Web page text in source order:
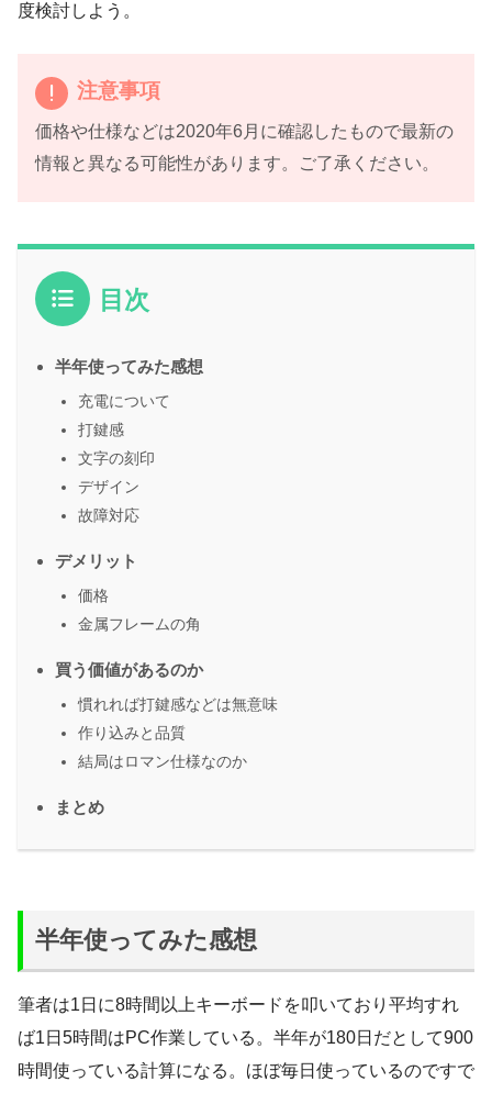
度検討しよう。
注意事項
価格や仕様などは2020年6月に確認したもので最新の
情報と異なる可能性があります。ご了承ください。
目次
半年使ってみた感想
充電について
打鍵感
文字の刻印
デザイン
故障対応
デメリット
価格
金属フレームの角
買う価値があるのか
慣れれば打鍵感などは無意味
作り込みと品質
結局はロマン仕様なのか
まとめ
半年使ってみた感想
筆者は1日に8時間以上キーボードを叩いており平均すれ
ば1日5時間はPC作業している。半年が180日だとして900
時間使っている計算になる。ほぼ毎日使っているのですで